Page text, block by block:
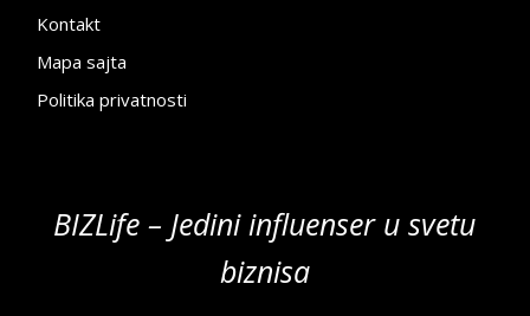
Kontakt
Mapa sajta
Politika privatnosti
BIZLife – Jedini influenser u svetu
biznisa